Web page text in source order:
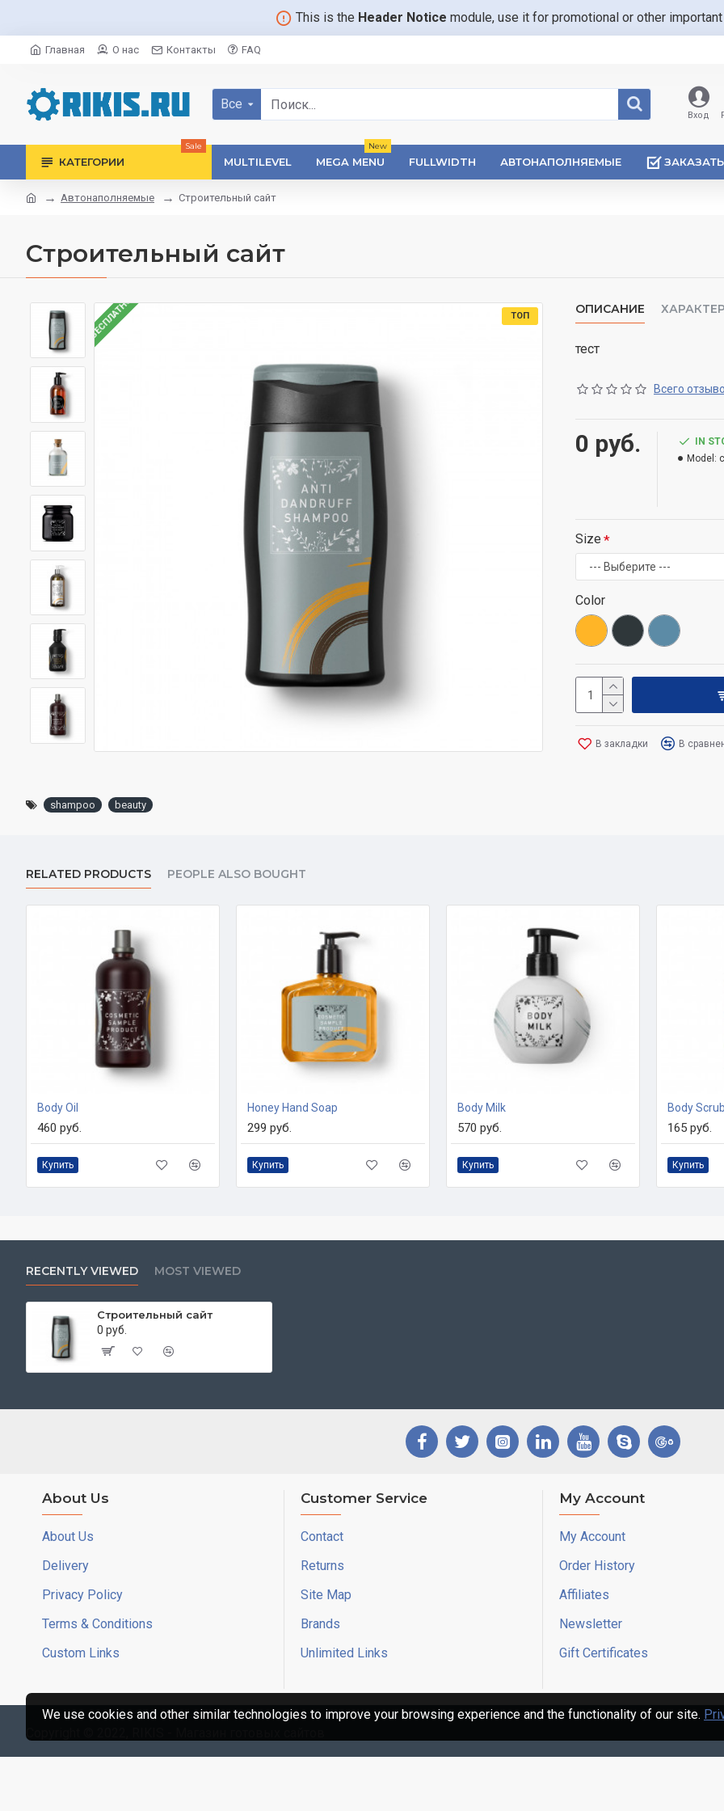
This is the Header Notice module, use it for promotional or other
Главная О нас Контакты FAQ
Все
Вход
КАТЕГОРИИ
Sale
MULTILEVEL MEGA MENU
New
FULLWIDTH АВТОНАПОЛНЯЕМЫЕ ЗАКАЗАТЬ
Автонаполняемые Строительный сайт
Строительный сайт
ТОП
БЕСПЛАТНО ОПИСАНИЕ
тест
Всего
0 руб.
IN
Model:
Size
Color
В закладки В
shampoo beauty
RELATED PRODUCTS PEOPLE ALSO BOUGHT
Body Oil
460 руб.
Купить
Honey Hand Soap
299 руб.
Купить
Body Milk
570 руб.
Купить
Body
165 руб.
Купить
RECENTLY VIEWED MOST VIEWED
Строительный сайт
0 руб.
About Us
About Us
Delivery
Privacy Policy
Terms & Conditions
Custom Links
Customer Service
Contact
Returns
Site Map
Brands
Unlimited Links
My Account
My Account
Order History
Affiliates
Newsletter
Gift Certificates
We use cookies and other similar technologies to improve your browsing experience and the functionality of our site.